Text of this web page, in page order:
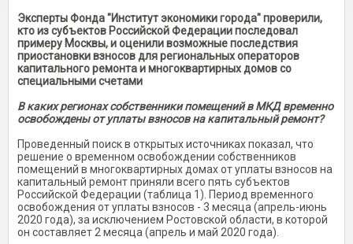
Эксперты Фонда "Институт экономики города" проверили,
кто из субъектов Российской Федерации последовал
примеру Москвы, и оценили возможные последствия
приостановки взносов для региональных операторов
капитального ремонта и многоквартирных домов со
специальными счетами
В каких регионах собственники помещений в МКД временно
освобождены от уплаты взносов на капитальный ремонт?
Проведенный поиск в открытых источниках показал, что
решение о временном освобождении собственников
помещений в многоквартирных домах от уплаты взносов на
капитальный ремонт приняли всего пять субъектов
Российской Федерации (таблица 1). Период временного
освобождения от уплаты взносов - 3 месяца (апрель-июнь
2020 года), за исключением Ростовской области, в которой
он составляет 2 месяца (апрель и май 2020 года).